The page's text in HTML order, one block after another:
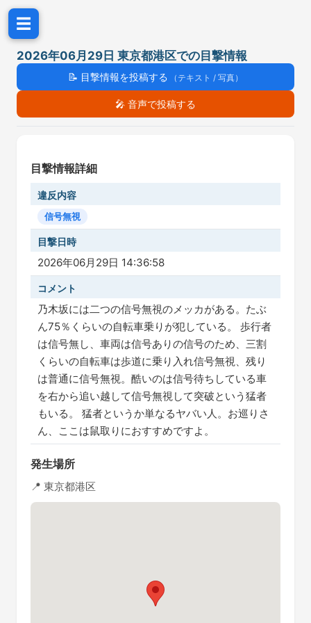
☰
2026年06月29日 東京都港区での目撃情報
📝 目撃情報を投稿する （テキスト / 写真）
🎤 音声で投稿する
目撃情報詳細
違反内容
信号無視
目撃日時
2026年06月29日 14:36:58
コメント
乃木坂には二つの信号無視のメッカがある。たぶ
ん75％くらいの自転車乗りが犯している。 歩行者
は信号無し、車両は信号ありの信号のため、三割
くらいの自転車は歩道に乗り入れ信号無視、残り
は普通に信号無視。酷いのは信号待ちしている車
を右から追い越して信号無視して突破という猛者
もいる。 猛者というか単なるヤバい人。お巡りさ
ん、ここは鼠取りにおすすめですよ。
発生場所
📍 東京都港区